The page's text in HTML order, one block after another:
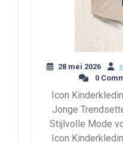
28 mei 2026
0
Icon
Jonge
Stijlvolle Mode
Icon